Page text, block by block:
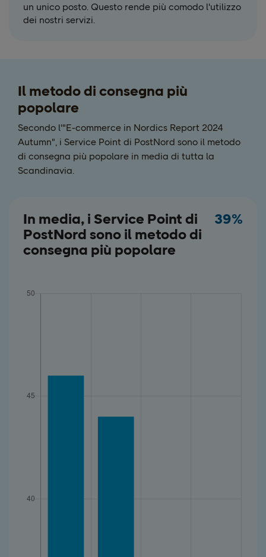
un unico posto. Questo rende più comodo l'utilizzo
dei nostri servizi.
Il metodo di consegna più
popolare
Secondo l'"E-commerce in Nordics Report 2024
Autumn", i Service Point di PostNord sono il metodo
di consegna più popolare in media di tutta la
Scandinavia.
In media, i Service Point di
PostNord sono il metodo di
consegna più popolare
39%